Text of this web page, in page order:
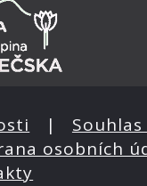
| Souhlas
osobních